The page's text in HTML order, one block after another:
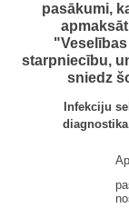
pasākumi,
starpniecību,
sniedz
Infekciju